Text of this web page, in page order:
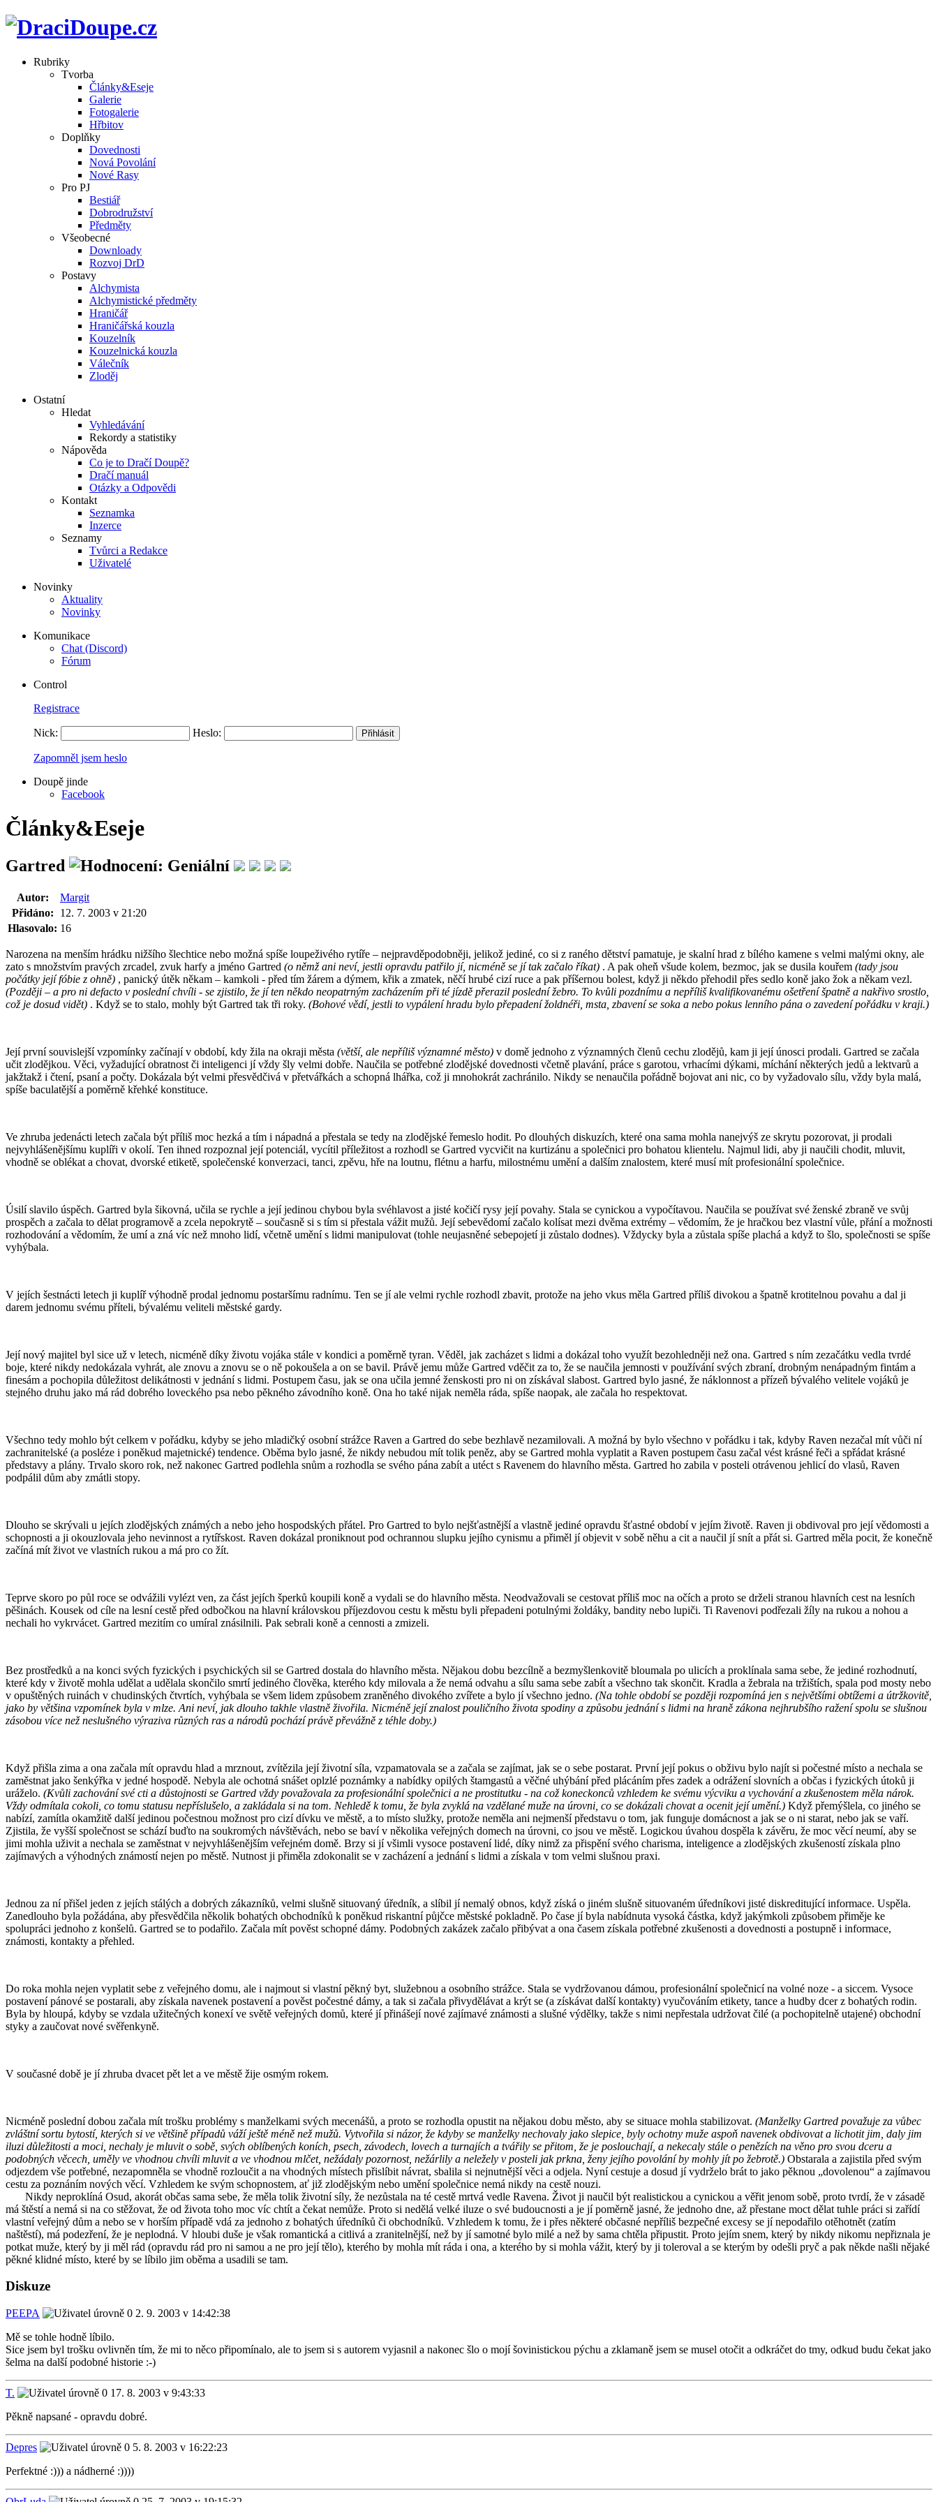
Rubriky
Tvorba
Články&Eseje
Galerie
Fotogalerie
Hřbitov
Doplňky
Dovednosti
Nová Povolání
Nové Rasy
Pro PJ
Bestiář
Dobrodružství
Předměty
Všeobecné
Downloady
Rozvoj DrD
Postavy
Alchymista
Alchymistické předměty
Hraničář
Hraničářská kouzla
Kouzelník
Kouzelnická kouzla
Válečník
Zloděj
Ostatní
Hledat
Vyhledávání
Rekordy a statistiky
Nápověda
Co je to Dračí Doupě?
Dračí manuál
Otázky a Odpovědi
Kontakt
Seznamka
Inzerce
Seznamy
Tvůrci a Redakce
Uživatelé
Novinky
Aktuality
Novinky
Komunikace
Chat (Discord)
Fórum
Control
Registrace
Nick: Heslo:
Zapomněl jsem heslo
Doupě jinde
Facebook
Články&Eseje
Gartred
Autor:
Margit
Přidáno:
12. 7. 2003 v 21:20
Hlasovalo: 16
Narozena na menším hrádku nižšího šlechtice nebo možná spíše loupeživého rytíře – nejpravděpodobněji, jelikož jediné, co si z raného dětství pamatuje, je skalní hrad z bílého kamene s velmi malými okny, ale
zato s množstvím pravých zrcadel, zvuk harfy a jméno Gartred (o němž ani neví, jestli opravdu patřilo jí, nicméně se jí tak začalo říkat) . A pak oheň všude kolem, bezmoc, jak se dusila kouřem (tady jsou
počátky její fóbie z ohně) , panický útěk někam – kamkoli - před tím žárem a dýmem, křik a zmatek, něčí hrubé cizí ruce a pak příšernou bolest, když ji někdo přehodil přes sedlo koně jako žok a někam vezl.
(Později – a pro ni defacto v poslední chvíli - se zjistilo, že jí ten někdo neopatrným zacházením při té jízdě přerazil poslední žebro. To kvůli pozdnímu a nepříliš kvalifikovanému ošetření špatně a nakřivo srostlo,
což je dosud vidět) . Když se to stalo, mohly být Gartred tak tři roky. (Bohové vědí, jestli to vypálení hradu bylo přepadení žoldnéři, msta, zbavení se soka a nebo pokus lenního pána o zavedení pořádku v kraji.)
Její první souvislejší vzpomínky začínají v období, kdy žila na okraji města (větší, ale nepříliš významné město) v domě jednoho z významných členů cechu zlodějů, kam ji její únosci prodali. Gartred se začala
učit zlodějkou. Věci, vyžadující obratnost či inteligenci jí vždy šly velmi dobře. Naučila se potřebné zlodějské dovednosti včetně plavání, práce s garotou, vrhacími dýkami, míchání některých jedů a lektvarů a
jakžtakž i čtení, psaní a počty. Dokázala být velmi přesvědčivá v přetvářkách a schopná lhářka, což ji mnohokrát zachránilo. Nikdy se nenaučila pořádně bojovat ani nic, co by vyžadovalo sílu, vždy byla malá,
spíše baculatější a poměrně křehké konstituce.
Ve zhruba jedenácti letech začala být příliš moc hezká a tím i nápadná a přestala se tedy na zlodějské řemeslo hodit. Po dlouhých diskuzích, které ona sama mohla nanejvýš ze skrytu pozorovat, ji prodali
nejvyhlášenějšímu kuplíři v okolí. Ten ihned rozpoznal její potenciál, vycítil příležitost a rozhodl se Gartred vycvičit na kurtizánu a společnici pro bohatou klientelu. Najmul lidi, aby ji naučili chodit, mluvit,
vhodně se oblékat a chovat, dvorské etiketě, společenské konverzaci, tanci, zpěvu, hře na loutnu, flétnu a harfu, milostnému umění a dalším znalostem, které musí mít profesionální společnice.
Úsilí slavilo úspěch. Gartred byla šikovná, učila se rychle a její jedinou chybou byla svéhlavost a jisté kočičí rysy její povahy. Stala se cynickou a vypočítavou. Naučila se používat své ženské zbraně ve svůj
prospěch a začala to dělat programově a zcela nepokrytě – současně si s tím si přestala vážit mužů. Její sebevědomí začalo kolísat mezi dvěma extrémy – vědomím, že je hračkou bez vlastní vůle, přání a možnosti
rozhodování a vědomím, že umí a zná víc než mnoho lidí, včetně umění s lidmi manipulovat (tohle neujasněné sebepojetí ji zůstalo dodnes). Vždycky byla a zůstala spíše plachá a když to šlo, společnosti se spíše
vyhýbala.
V jejích šestnácti letech ji kuplíř výhodně prodal jednomu postaršímu radnímu. Ten se jí ale velmi rychle rozhodl zbavit, protože na jeho vkus měla Gartred příliš divokou a špatně krotitelnou povahu a dal ji
darem jednomu svému příteli, bývalému veliteli městské gardy.
Její nový majitel byl sice už v letech, nicméně díky životu vojáka stále v kondici a poměrně tyran. Věděl, jak zacházet s lidmi a dokázal toho využít bezohledněji než ona. Gartred s ním zezačátku vedla tvrdé
boje, které nikdy nedokázala vyhrát, ale znovu a znovu se o ně pokoušela a on se bavil. Právě jemu může Gartred vděčit za to, že se naučila jemnosti v používání svých zbraní, drobným nenápadným fintám a
finesám a pochopila důležitost delikátnosti v jednání s lidmi. Postupem času, jak se ona učila jemné ženskosti pro ni on získával slabost. Gartred bylo jasné, že náklonnost a přízeň bývalého velitele vojáků je
stejného druhu jako má rád dobrého loveckého psa nebo pěkného závodního koně. Ona ho také nijak neměla ráda, spíše naopak, ale začala ho respektovat.
Všechno tedy mohlo být celkem v pořádku, kdyby se jeho mladičký osobní strážce Raven a Gartred do sebe bezhlavě nezamilovali. A možná by bylo všechno v pořádku i tak, kdyby Raven nezačal mít vůči ní
zachranitelské (a posléze i poněkud majetnické) tendence. Oběma bylo jasné, že nikdy nebudou mít tolik peněz, aby se Gartred mohla vyplatit a Raven postupem času začal vést krásné řeči a spřádat krásné
představy a plány. Trvalo skoro rok, než nakonec Gartred podlehla snům a rozhodla se svého pána zabít a utéct s Ravenem do hlavního města. Gartred ho zabila v posteli otrávenou jehlicí do vlasů, Raven
podpálil dům aby zmátli stopy.
Dlouho se skrývali u jejích zlodějských známých a nebo jeho hospodských přátel. Pro Gartred to bylo nejšťastnější a vlastně jediné opravdu šťastné období v jejím životě. Raven ji obdivoval pro její vědomosti a
schopnosti a ji okouzlovala jeho nevinnost a rytířskost. Raven dokázal proniknout pod ochrannou slupku jejího cynismu a přiměl jí objevit v sobě něhu a cit a naučil jí snít a přát si. Gartred měla pocit, že konečně
začíná mít život ve vlastních rukou a má pro co žít.
Teprve skoro po půl roce se odvážili vylézt ven, za část jejích šperků koupili koně a vydali se do hlavního města. Neodvažovali se cestovat příliš moc na očích a proto se drželi stranou hlavních cest na lesních
pěšinách. Kousek od cíle na lesní cestě před odbočkou na hlavní královskou příjezdovou cestu k městu byli přepadeni potulnými žoldáky, bandity nebo lupiči. Ti Ravenovi podřezali žíly na rukou a nohou a
nechali ho vykrvácet. Gartred mezitím co umíral znásilnili. Pak sebrali koně a cennosti a zmizeli.
Bez prostředků a na konci svých fyzických i psychických sil se Gartred dostala do hlavního města. Nějakou dobu bezcílně a bezmyšlenkovitě bloumala po ulicích a proklínala sama sebe, že jediné rozhodnutí,
které kdy v životě mohla udělat a udělala skončilo smrtí jediného člověka, kterého kdy milovala a že nemá odvahu a sílu sama sebe zabít a všechno tak skončit. Kradla a žebrala na tržištích, spala pod mosty nebo
v opuštěných ruinách v chudinských čtvrtích, vyhýbala se všem lidem způsobem zraněného divokého zvířete a bylo jí všechno jedno. (Na tohle období se později rozpomíná jen s největšími obtížemi a útržkovitě,
jako by většina vzpomínek byla v mlze. Ani neví, jak dlouho takhle vlastně živořila. Nicméně její znalost pouličního života spodiny a způsobu jednání s lidmi na hraně zákona nejhrubšího ražení spolu se slušnou
zásobou více než neslušného výraziva různých ras a národů pochází právě převážně z téhle doby.)
Když přišla zima a ona začala mít opravdu hlad a mrznout, zvítězila její životní síla, vzpamatovala se a začala se zajímat, jak se o sebe postarat. První její pokus o obživu bylo najít si počestné místo a nechala se
zaměstnat jako šenkýřka v jedné hospodě. Nebyla ale ochotná snášet oplzlé poznámky a nabídky opilých štamgastů a věčné uhýbání před plácáním přes zadek a odrážení slovních a občas i fyzických útoků ji
uráželo. (Kvůli zachování své cti a důstojnosti se Gartred vždy považovala za profesionální společnici a ne prostitutku - na což koneckonců vzhledem ke svému výcviku a vychování a zkušenostem měla nárok.
Vždy odmítala cokoli, co tomu statusu nepříslušelo, a zakládala si na tom. Nehledě k tomu, že byla zvyklá na vzdělané muže na úrovni, co se dokázali chovat a ocenit její umění.) Když přemýšlela, co jiného se
nabízí, zamítla okamžitě další jedinou počestnou možnost pro cizí dívku ve městě, a to místo služky, protože neměla ani nejmenší představu o tom, jak funguje domácnost a jak se o ni starat, nebo jak se vaří.
Zjistila, že vyšší společnost se schází buďto na soukromých návštěvách, nebo se baví v několika veřejných domech na úrovni, co jsou ve městě. Logickou úvahou dospěla k závěru, že moc věcí neumí, aby se
jimi mohla uživit a nechala se zaměstnat v nejvyhlášenějším veřejném domě. Brzy si jí všimli vysoce postavení lidé, díky nimž za přispění svého charisma, inteligence a zlodějských zkušeností získala plno
zajímavých a výhodných známostí nejen po městě. Nutnost ji přiměla zdokonalit se v zacházení a jednání s lidmi a získala v tom velmi slušnou praxi.
Jednou za ní přišel jeden z jejích stálých a dobrých zákazníků, velmi slušně situovaný úředník, a slíbil jí nemalý obnos, když získá o jiném slušně situovaném úředníkovi jisté diskreditující informace. Uspěla.
Zanedlouho byla požádána, aby přesvědčila několik bohatých obchodníků k poněkud riskantní půjčce městské pokladně. Po čase jí byla nabídnuta vysoká částka, když jakýmkoli způsobem přiměje ke
spolupráci jednoho z konšelů. Gartred se to podařilo. Začala mít pověst schopné dámy. Podobných zakázek začalo přibývat a ona časem získala potřebné zkušenosti a dovednosti a postupně i informace,
známosti, kontakty a přehled.
Do roka mohla nejen vyplatit sebe z veřejného domu, ale i najmout si vlastní pěkný byt, služebnou a osobního strážce. Stala se vydržovanou dámou, profesionální společnicí na volné noze - a siccem. Vysoce
postavení pánové se postarali, aby získala navenek postavení a pověst počestné dámy, a tak si začala přivydělávat a krýt se (a získávat další kontakty) vyučováním etikety, tance a hudby dcer z bohatých rodin.
Byla by hloupá, kdyby se vzdala užitečných konexí ve světě veřejných domů, které jí přinášejí nové zajímavé známosti a slušné výdělky, takže s nimi nepřestala udržovat čilé (a pochopitelně utajené) obchodní
styky a zaučovat nové svěřenkyně.
V současné době je jí zhruba dvacet pět let a ve městě žije osmým rokem.
Nicméně poslední dobou začala mít trošku problémy s manželkami svých mecenášů, a proto se rozhodla opustit na nějakou dobu město, aby se situace mohla stabilizovat. (Manželky Gartred považuje za vůbec
zvláštní sortu bytostí, kterých si ve většině případů váží ještě méně než mužů. Vytvořila si názor, že kdyby se manželky nechovaly jako slepice, byly ochotny muže aspoň navenek obdivovat a lichotit jim, daly jim
iluzi důležitosti a moci, nechaly je mluvit o sobě, svých oblíbených koních, psech, závodech, lovech a turnajích a tvářily se přitom, že je poslouchají, a nekecaly stále o penězích na věno pro svou dceru a
podobných věcech, uměly ve vhodnou chvíli mluvit a ve vhodnou mlčet, nežádaly pozornost, nežárlily a neležely v posteli jak prkna, ženy jejího povolání by mohly jít po žebrotě.) Obstarala a zajistila před svým
odjezdem vše potřebné, nezapomněla se vhodně rozloučit a na vhodných místech přislíbit návrat, sbalila si nejnutnější věci a odjela. Nyní cestuje a dosud jí vydrželo brát to jako pěknou „dovolenou“ a zajímavou
cestu za poznáním nových věcí. Vzhledem ke svým schopnostem, ať již zlodějským nebo umění společnice nemá nikdy na cestě nouzi.
Nikdy neproklíná Osud, akorát občas sama sebe, že měla tolik životní síly, že nezůstala na té cestě mrtvá vedle Ravena. Život ji naučil být realistickou a cynickou a věřit jenom sobě, proto tvrdí, že v zásadě
má štěstí a nemá si na co stěžovat, že od života toho moc víc chtít a čekat nemůže. Proto si nedělá velké iluze o své budoucnosti a je jí poměrně jasné, že jednoho dne, až přestane moct dělat tuhle práci si zařídí
vlastní veřejný dům a nebo se v horším případě vdá za jednoho z bohatých úředníků či obchodníků. Vzhledem k tomu, že i přes některé občasné nepříliš bezpečné excesy se jí nepodařilo otěhotnět (zatím
naštěstí), má podezření, že je neplodná. V hloubi duše je však romantická a citlivá a zranitelnější, než by jí samotné bylo milé a než by sama chtěla připustit. Proto jejím snem, který by nikdy nikomu nepřiznala je
potkat muže, který by ji měl rád (opravdu rád pro ni samou a ne pro její tělo), kterého by mohla mít ráda i ona, a kterého by si mohla vážit, který by ji toleroval a se kterým by odešli pryč a pak někde našli nějaké
pěkné klidné místo, které by se líbilo jim oběma a usadili se tam.
Diskuze
PEEPA
2. 9. 2003 v 14:42:38
Mě se tohle hodně líbilo.
Sice jsem byl trošku ovlivněn tím, že mi to něco připomínalo, ale to jsem si s autorem vyjasnil a nakonec šlo o mojí šovinistickou pýchu a zklamaně jsem se musel otočit a odkráčet do tmy, odkud budu čekat jako
šelma na další podobné historie :-)
T.
17. 8. 2003 v 9:43:33
Pěkně napsané - opravdu dobré.
Depres
5. 8. 2003 v 16:22:23
Perfektné :))) a nádherné :))))